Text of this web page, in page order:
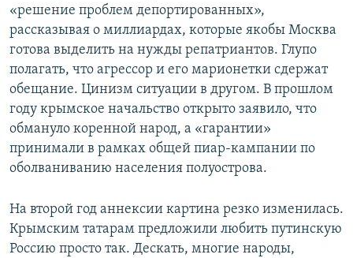
«решение проблем депортированных»,
рассказывая о миллиардах, которые якобы Москва
готова выделить на нужды репатриантов. Глупо
полагать, что агрессор и его марионетки сдержат
обещание. Цинизм ситуации в другом. В прошлом
году крымское начальство открыто заявило, что
обмануло коренной народ, а «гарантии»
принимали в рамках общей пиар-кампании по
оболваниванию населения полуострова.
На второй год аннексии картина резко изменилась.
Крымским татарам предложили любить путинскую
Россию просто так. Дескать, многие народы,